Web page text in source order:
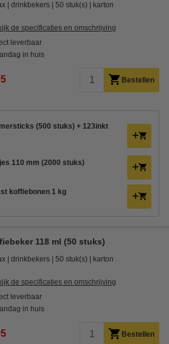
drinkbekers 50 stuk(s) karton
de specificaties en omschrijving
leverbaar
in huis
Bestellen
(500 stuks) + 123inkt
110 mm (2000 stuks)
koffiebonen 1 kg
118 ml (50 stuks)
drinkbekers 50 stuk(s) karton
de specificaties en omschrijving
leverbaar
in huis
Bestellen